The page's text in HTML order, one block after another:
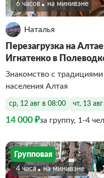
6 часов На минивэне
Наталья
Перезагрузка на
Игнатенко в
Знакомство с традициями
населения Алтая
ср, 12 авг в 08:00 чт, 13
14 000 ₽за группу, 1-4
Групповая
4 часа На минивэне